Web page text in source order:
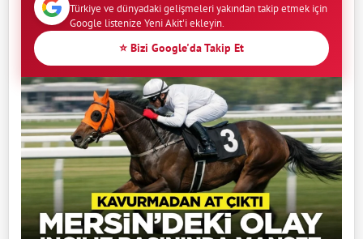
Türkiye ve dünyadaki gelişmeleri yakından takip etmek için
Google listenize Yeni Akit'i ekleyin.
⭐ Bizi Google'da Takip Et